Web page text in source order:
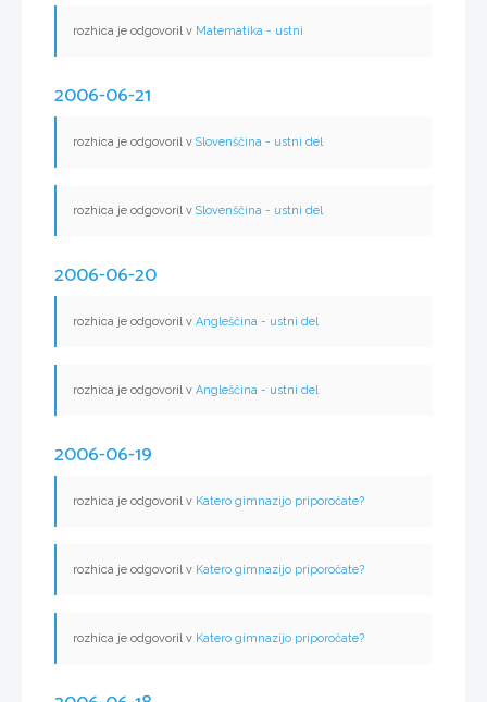
rozhica je odgovoril v Matematika - ustni
2006-06-21
rozhica je odgovoril v Slovenščina - ustni del
rozhica je odgovoril v Slovenščina - ustni del
2006-06-20
rozhica je odgovoril v Angleščina - ustni del
rozhica je odgovoril v Angleščina - ustni del
2006-06-19
rozhica je odgovoril v Katero gimnazijo priporočate?
rozhica je odgovoril v Katero gimnazijo priporočate?
rozhica je odgovoril v Katero gimnazijo priporočate?